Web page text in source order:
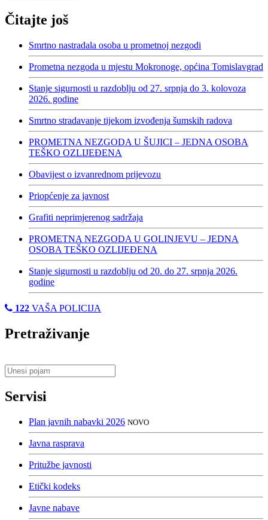
Čitajte još
Smrtno nastradala osoba u prometnoj nezgodi
Prometna nezgoda u mjestu Mokronoge, općina Tomislavgrad
Stanje sigurnosti u razdoblju od 27. srpnja do 3. kolovoza
2026. godine
Smrtno stradavanje tijekom izvođenja šumskih radova
PROMETNA NEZGODA U ŠUJICI – JEDNA OSOBA
TEŠKO OZLIJEĐENA
Obavijest o izvanrednom prijevozu
Priopćenje za javnost
Grafiti neprimjerenog sadržaja
PROMETNA NEZGODA U GOLINJEVU – JEDNA
OSOBA TEŠKO OZLIJEĐENA
Stanje sigurnosti u razdoblju od 20. do 27. srpnja 2026.
godine
122 VAŠA POLICIJA
Pretraživanje
Servisi
Plan javnih nabavki 2026 NOVO
Javna rasprava
Pritužbe javnosti
Etički kodeks
Javne nabave